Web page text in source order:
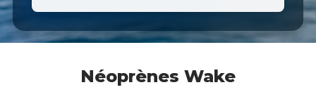
Néoprènes Wake